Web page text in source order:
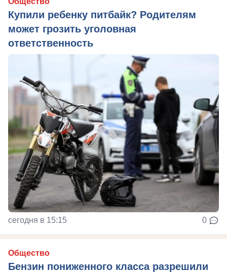
Купили ребенку питбайк? Родителям
может грозить уголовная
ответственность
сегодня в 15:15 0
Общество
Бензин пониженного класса разрешили